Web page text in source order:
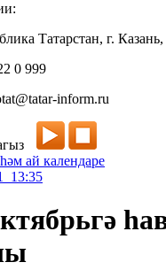
Татарстан, г.
0 999
inform.ru
ай календаре
13:35